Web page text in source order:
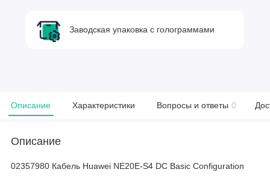
Заводская упаковка с голограммами
Описание Характеристики Вопросы и ответы 0
Описание
02357980 Кабель Huawei NE20E-S4 DC Basic Configuration